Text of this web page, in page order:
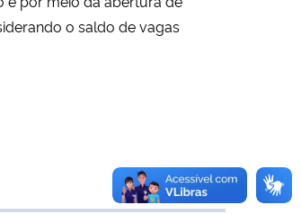
o saldo de vagas